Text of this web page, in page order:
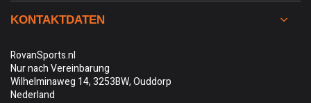
KONTAKTDATEN
RovanSports.nl
Nur nach Vereinbarung
Wilhelminaweg 14, 3253BW, Ouddorp
Nederland